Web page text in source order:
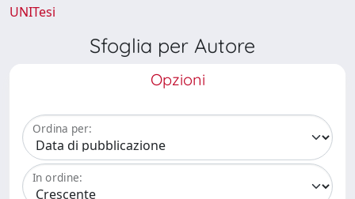
UNITesi
Sfoglia per Autore
Opzioni
Ordina per:
In ordine: